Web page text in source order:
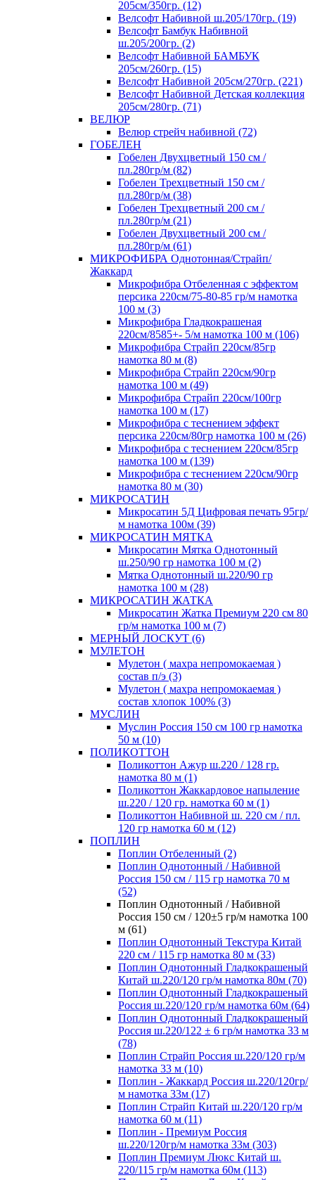
205см/350гр. (12)
Велсофт Набивной ш.205/170гр. (19)
Велсофт Бамбук Набивной
ш.205/200гр. (2)
Велсофт Набивной БАМБУК
205см/260гр. (15)
Велсофт Набивной 205см/270гр. (221)
Велсофт Набивной Детская коллекция
205см/280гр. (71)
ВЕЛЮР
Велюр стрейч набивной (72)
ГОБЕЛЕН
Гобелен Двухцветный 150 см /
пл.280гр/м (82)
Гобелен Трехцветный 150 см /
пл.280гр/м (38)
Гобелен Трехцветный 200 см /
пл.280гр/м (21)
Гобелен Двухцветный 200 см /
пл.280гр/м (61)
МИКРОФИБРА Однотонная/Страйп/
Жаккард
Микрофибра Отбеленная с эффектом
персика 220см/75-80-85 гр/м намотка
100 м (3)
Микрофибра Гладкокрашеная
220см/8585+- 5/м намотка 100 м (106)
Микрофибра Страйп 220см/85гр
намотка 80 м (8)
Микрофибра Страйп 220см/90гр
намотка 100 м (49)
Микрофибра Страйп 220см/100гр
намотка 100 м (17)
Микрофибра с теснением эффект
персика 220см/80гр намотка 100 м (26)
Микрофибра с теснением 220см/85гр
намотка 100 м (139)
Микрофибра с теснением 220см/90гр
намотка 80 м (30)
МИКРОСАТИН
Микросатин 5Д Цифровая печать 95гр/
м намотка 100м (39)
МИКРОСАТИН МЯТКА
Микросатин Мятка Однотонный
ш.250/90 гр намотка 100 м (2)
Мятка Однотонный ш.220/90 гр
намотка 100 м (28)
МИКРОСАТИН ЖАТКА
Микросатин Жатка Премиум 220 см 80
гр/м намотка 100 м (7)
МЕРНЫЙ ЛОСКУТ (6)
МУЛЕТОН
Мулетон ( махра непромокаемая )
состав п/э (3)
Мулетон ( махра непромокаемая )
состав хлопок 100% (3)
МУСЛИН
Муслин Россия 150 см 100 гр намотка
50 м (10)
ПОЛИКОТТОН
Поликоттон Ажур ш.220 / 128 гр.
намотка 80 м (1)
Поликоттон Жаккардовое напыление
ш.220 / 120 гр. намотка 60 м (1)
Поликоттон Набивной ш. 220 см / пл.
120 гр намотка 60 м (12)
ПОПЛИН
Поплин Отбеленный (2)
Поплин Однотонный / Набивной
Россия 150 см / 115 гр намотка 70 м
(52)
Поплин Однотонный / Набивной
Россия 150 см / 120±5 гр/м намотка 100
м (61)
Поплин Однотонный Текстура Китай
220 см / 115 гр намотка 80 м (33)
Поплин Однотонный Гладкокрашеный
Китай ш.220/120 гр/м намотка 80м (70)
Поплин Однотонный Гладкокрашеный
Россия ш.220/120 гр/м намотка 60м (64)
Поплин Однотонный Гладкокрашеный
Россия ш.220/122 ± 6 гр/м намотка 33 м
(78)
Поплин Страйп Россия ш.220/120 гр/м
намотка 33 м (10)
Поплин - Жаккард Россия ш.220/120гр/
м намотка 33м (17)
Поплин Страйп Китай ш.220/120 гр/м
намотка 60 м (11)
Поплин - Премиум Россия
ш.220/120гр/м намотка 33м (303)
Поплин Премиум Люкс Китай ш.
220/115 гр/м намотка 60м (113)